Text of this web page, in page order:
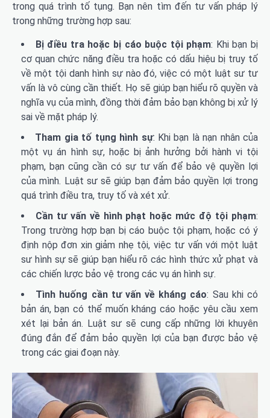
trong quá trình tố tụng. Bạn nên tìm đến tư vấn pháp lý
trong những trường hợp sau:
Bị điều tra hoặc bị cáo buộc tội phạm: Khi bạn bị
cơ quan chức năng điều tra hoặc có dấu hiệu bị truy tố
về một tội danh hình sự nào đó, việc có một luật sư tư
vấn là vô cùng cần thiết. Họ sẽ giúp bạn hiểu rõ quyền và
nghĩa vụ của mình, đồng thời đảm bảo bạn không bị xử lý
sai về mặt pháp lý.
Tham gia tố tụng hình sự: Khi bạn là nạn nhân của
một vụ án hình sự, hoặc bị ảnh hưởng bởi hành vi tội
phạm, bạn cũng cần có sự tư vấn để bảo vệ quyền lợi
của mình. Luật sư sẽ giúp bạn đảm bảo quyền lợi trong
quá trình điều tra, truy tố và xét xử.
Cần tư vấn về hình phạt hoặc mức độ tội phạm:
Trong trường hợp bạn bị cáo buộc tội phạm, hoặc có ý
định nộp đơn xin giảm nhẹ tội, việc tư vấn với một luật
sư hình sự sẽ giúp bạn hiểu rõ các hình thức xử phạt và
các chiến lược bảo vệ trong các vụ án hình sự.
Tình huống cần tư vấn về kháng cáo: Sau khi có
bản án, bạn có thể muốn kháng cáo hoặc yêu cầu xem
xét lại bản án. Luật sư sẽ cung cấp những lời khuyên
đúng đắn để đảm bảo quyền lợi của bạn được bảo vệ
trong các giai đoạn này.